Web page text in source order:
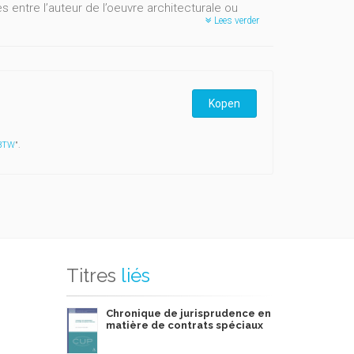
l’auteur de l’oeuvre architecturale ou
Lees verder
Kopen
".
Titres liés
Chronique de jurisprudence en
matière de contrats spéciaux